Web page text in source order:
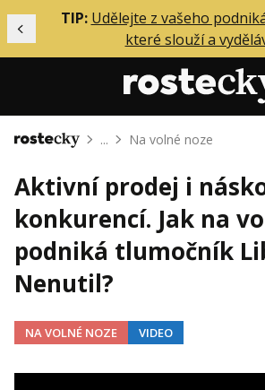
Předchozí
TIP: Udělejte z vašeho
které slouží a
Mentoring
Podcasty
Solo
Akce
Inzerce
Přihlášení
Domů ... Na volné noze
Aktivní prodej i
konkurencí. Jak na
podniká tlumočník
Nenutil?
NA VOLNÉ NOZE VIDEO